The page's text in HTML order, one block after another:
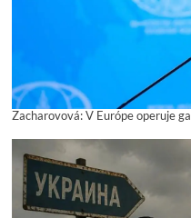
Zacharovová: V Európe operuje